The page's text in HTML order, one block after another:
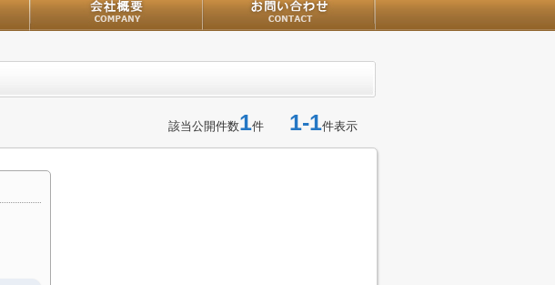
該当公開件数1件 1-1件表示